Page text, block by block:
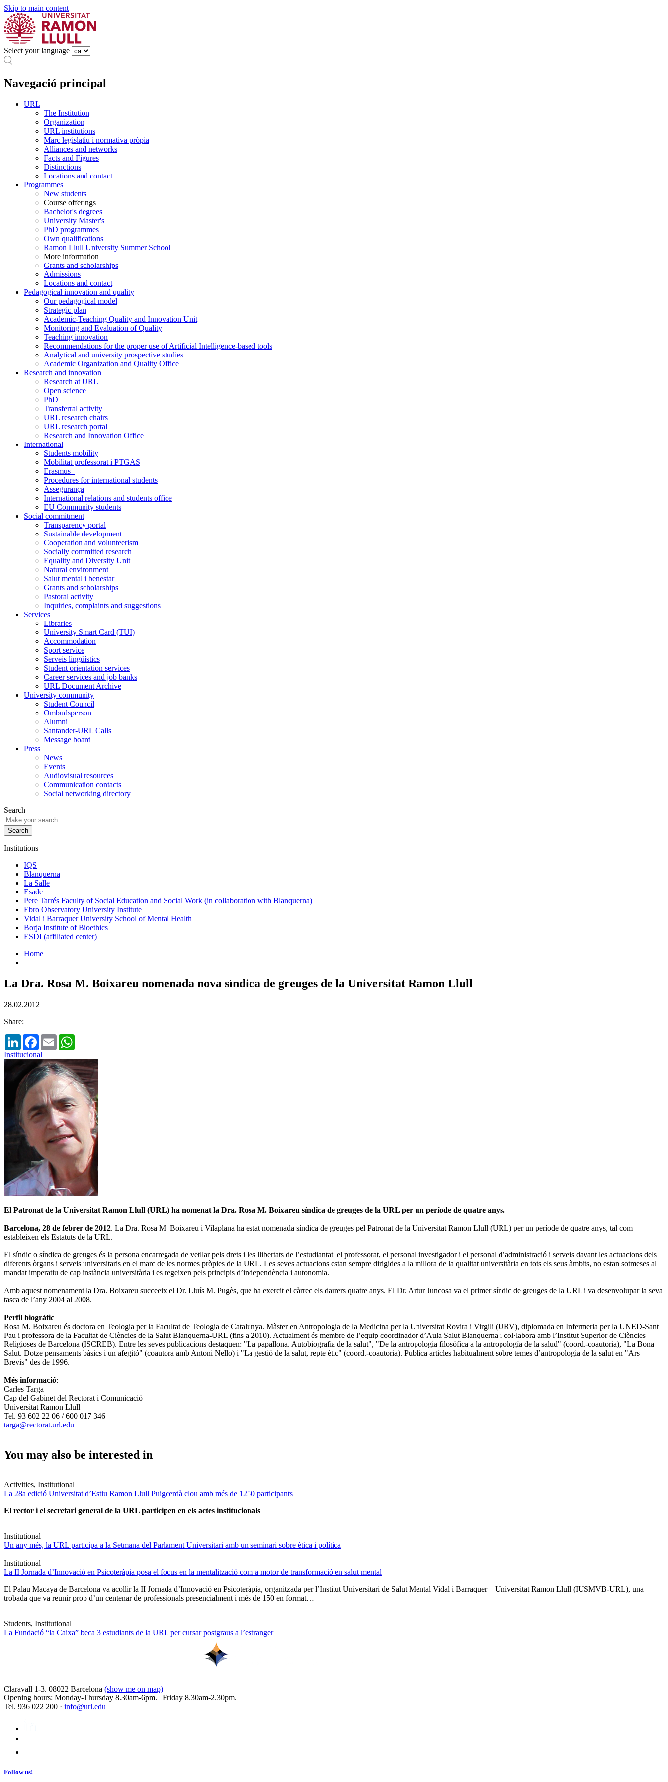
Skip to main content
Select your language
Navegació principal
URL
The Institution
Organization
URL institutions
Marc legislatiu i normativa pròpia
Alliances and networks
Facts and Figures
Distinctions
Locations and contact
Programmes
New students
Course offerings
Bachelor's degrees
University Master's
PhD programmes
Own qualifications
Ramon Llull University Summer School
More information
Grants and scholarships
Admissions
Locations and contact
Pedagogical innovation and quality
Our pedagogical model
Strategic plan
Academic-Teaching Quality and Innovation Unit
Monitoring and Evaluation of Quality
Teaching innovation
Recommendations for the proper use of Artificial Intelligence-based tools
Analytical and university prospective studies
Academic Organization and Quality Office
Research and innovation
Research at URL
Open science
PhD
Transferral activity
URL research chairs
URL research portal
Research and Innovation Office
International
Students mobility
Mobilitat professorat i PTGAS
Erasmus+
Procedures for international students
Assegurança
International relations and students office
EU Community students
Social commitment
Transparency portal
Sustainable development
Cooperation and volunteerism
Socially committed research
Equality and Diversity Unit
Natural environment
Salut mental i benestar
Grants and scholarships
Pastoral activity
Inquiries, complaints and suggestions
Services
Libraries
University Smart Card (TUI)
Accommodation
Sport service
Serveis lingüístics
Student orientation services
Career services and job banks
URL Document Archive
University community
Student Council
Ombudsperson
Alumni
Santander-URL Calls
Message board
Press
News
Events
Audiovisual resources
Communication contacts
Social networking directory
Search
Institutions
IQS
Blanquerna
La Salle
Esade
Pere Tarrés Faculty of Social Education and Social Work (in collaboration with Blanquerna)
Ebro Observatory University Institute
Vidal i Barraquer University School of Mental Health
Borja Institute of Bioethics
ESDI (affiliated center)
Home
La Dra. Rosa M. Boixareu nomenada nova síndica de greuges de la Universitat Ramon Llull
28.02.2012
Share:
LinkedInFacebook
Email
Institucional
El Patronat de la Universitat Ramon Llull (URL) ha nomenat la Dra. Rosa M. Boixareu síndica de greuges de la URL per un període de quatre anys.
Barcelona, 28 de febrer de 2012. La Dra. Rosa M. Boixareu i Vilaplana ha estat nomenada síndica de greuges pel Patronat de la Universitat Ramon Llull (URL) per un període de quatre anys, tal com
estableixen els Estatuts de la URL.
El síndic o síndica de greuges és la persona encarregada de vetllar pels drets i les llibertats de l’estudiantat, el professorat, el personal investigador i el personal d’administració i serveis davant les actuacions dels
diferents òrgans i serveis universitaris en el marc de les normes pròpies de la URL. Les seves actuacions estan sempre dirigides a la millora de la qualitat universitària en tots els seus àmbits, no estan sotmeses al
mandat imperatiu de cap instància universitària i es regeixen pels principis d’independència i autonomia.
Amb aquest nomenament la Dra. Boixareu succeeix el Dr. Lluís M. Pugès, que ha exercit el càrrec els darrers quatre anys. El Dr. Artur Juncosa va el primer síndic de greuges de la URL i va desenvolupar la seva
tasca de l’any 2004 al 2008.
Perfil biogràfic
Rosa M. Boixareu és doctora en Teologia per la Facultat de Teologia de Catalunya. Màster en Antropologia de la Medicina per la Universitat Rovira i Virgili (URV), diplomada en Infermeria per la UNED-Sant
Pau i professora de la Facultat de Ciències de la Salut Blanquerna-URL (fins a 2010). Actualment és membre de l’equip coordinador d’Aula Salut Blanquerna i col·labora amb l’Institut Superior de Ciències
Religioses de Barcelona (ISCREB). Entre les seves publicacions destaquen: "La papallona. Autobiografia de la salut", "De la antropologia filosófica a la antropología de la salud" (coord.-coautoria), "La Bona
Salut. Dotze pensaments bàsics i un afegitó" (coautora amb Antoni Nello) i "La gestió de la salut, repte ètic" (coord.-coautoria). Publica articles habitualment sobre temes d’antropologia de la salut en "Ars
Brevis" des de 1996.
Més informació:
Carles Targa
Cap del Gabinet del Rectorat i Comunicació
Universitat Ramon Llull
Tel. 93 602 22 06 / 600 017 346
targa@rectorat.url.edu
You may also be interested in
Activities, Institutional
La 28a edició Universitat d’Estiu Ramon Llull Puigcerdà clou amb més de 1250 participants
El rector i el secretari general de la URL participen en els actes institucionals
Institutional
Un any més, la URL participa a la Setmana del Parlament Universitari amb un seminari sobre ètica i política
Institutional
La II Jornada d’Innovació en Psicoteràpia posa el focus en la mentalització com a motor de transformació en salut mental
El Palau Macaya de Barcelona va acollir la II Jornada d’Innovació en Psicoteràpia, organitzada per l’Institut Universitari de Salut Mental Vidal i Barraquer – Universitat Ramon Llull (IUSMVB-URL), una
trobada que va reunir prop d’un centenar de professionals presencialment i més de 150 en format…
Students, Institutional
La Fundació “la Caixa” beca 3 estudiants de la URL per cursar postgraus a l’estranger
Claravall 1-3. 08022 Barcelona (show me on map)
Opening hours: Monday-Thursday 8.30am-6pm. | Friday 8.30am-2.30pm.
Tel. 936 022 200 · info@url.edu
Follow us!